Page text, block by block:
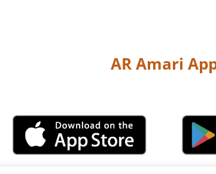
AR Amari